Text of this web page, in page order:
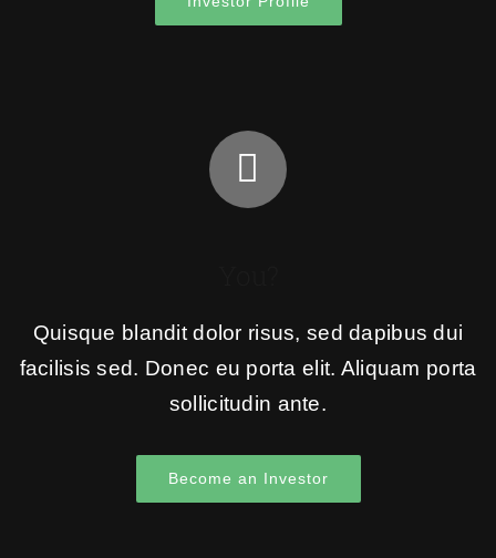
Quisque blandit dolor risus, sed dapibus dui
facilisis sed. Donec eu porta elit. Aliquam porta
sollicitudin ante.
Become an Investor